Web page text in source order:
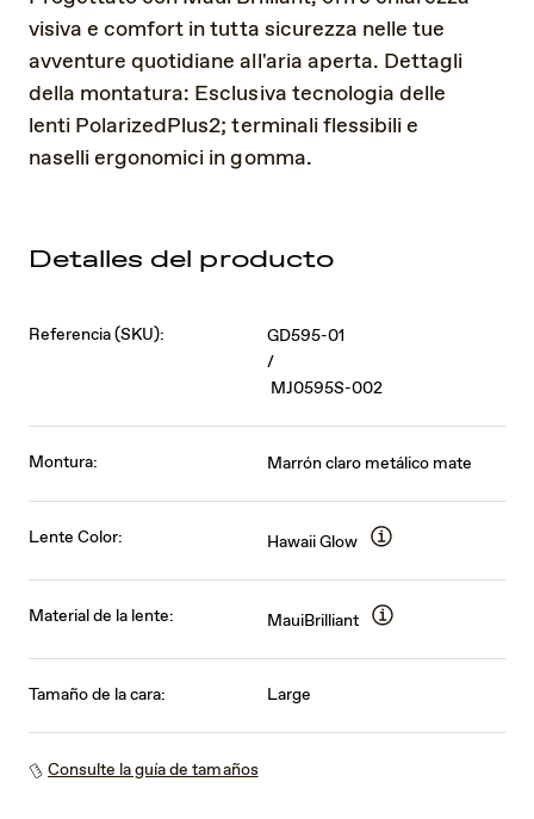
visiva e comfort in tutta sicurezza nelle tue
avventure quotidiane all'aria aperta. Dettagli
della montatura: Esclusiva tecnologia delle
lenti PolarizedPlus2; terminali flessibili e
naselli ergonomici in gomma.
Detalles del producto
Referencia (SKU):
GD595-01
/
MJ0595S-002
Montura: Marrón claro metálico mate
Lente Color: Hawaii Glow
Material de la lente: MauiBrilliant
Tamaño de la cara: Large
Consulte la guía de tamaños